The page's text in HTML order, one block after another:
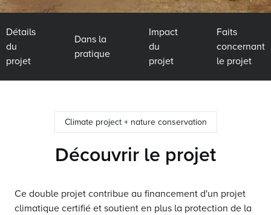
Détails
du
projet
Dans la
pratique
Impact
du
projet
Faits
concernant
le projet
Climate project + nature conservation
Découvrir le projet
Ce double projet contribue au financement d'un projet
climatique certifié et soutient en plus la protection de la